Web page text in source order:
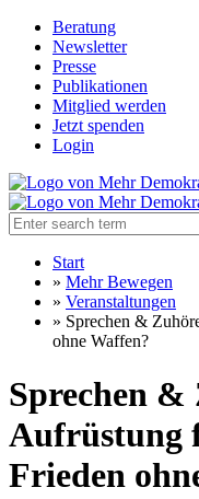
Beratung
Newsletter
Presse
Publikationen
Mitglied werden
Jetzt spenden
Login
Start
» Mehr Bewegen
» Veranstaltungen
» Sprechen &
ohne Waffen?
Sprechen &
Aufrüstung
Frieden